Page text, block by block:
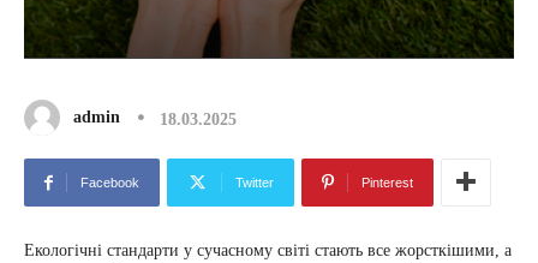
admin 18.03.2025
Facebook Twitter Pinterest
Екологічні стандарти у сучасному світі стають все жорсткішими, а